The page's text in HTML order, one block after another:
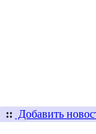
:: Добавить